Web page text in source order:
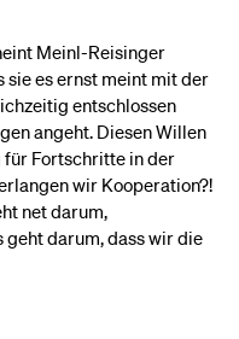
Meinl-Reisinger
sie es ernst meint mit der
entschlossen
angeht. Diesen Willen
für Fortschritte in der
wir Kooperation?!
net darum,
geht darum, dass wir die